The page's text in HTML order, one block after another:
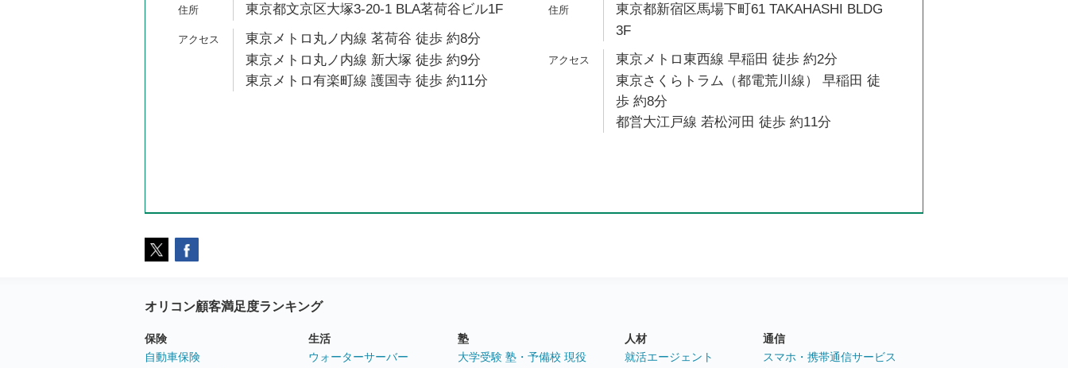
東京都文京区大塚3-20-1 BLA茗荷谷ビル1F
東京メトロ丸ノ内線 茗荷谷 徒歩 約8分
東京メトロ丸ノ内線 新大塚 徒歩 約9分
東京メトロ有楽町線 護国寺 徒歩 約11分
東京都新宿区馬場下町61 TAKAHASHI BLDG
3F
東京メトロ東西線 早稲田 徒歩 約2分
東京さくらトラム（都電荒川線） 早稲田 徒
歩 約8分
都営大江戸線 若松河田 徒歩 約11分
オリコン顧客満足度ランキング
保険
自動車保険
生活
ウォーターサーバー
塾
大学受験 塾・予備校 現役
人材
就活エージェント
通信
スマホ・携帯通信サービス